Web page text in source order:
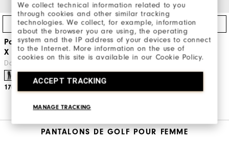
We collect technical information related to you
through cookies and other similar tracking
technologies. We collect, for example, information
about the browser you are using, the operating
system and the IP address of your devices to connect
to the Internet. More information on the use of
cookies on this site is available in our Cookie Policy.
ACCEPT TRACKING
MANAGE TRACKING
Achat Express
Pantalon de pluie HydroLite
X Femme
Dames Vêtements De Golf
170€
Achat Express
Pantalon ThermoSeries
Femme
PANTALONS DE GOLF POUR FEMME